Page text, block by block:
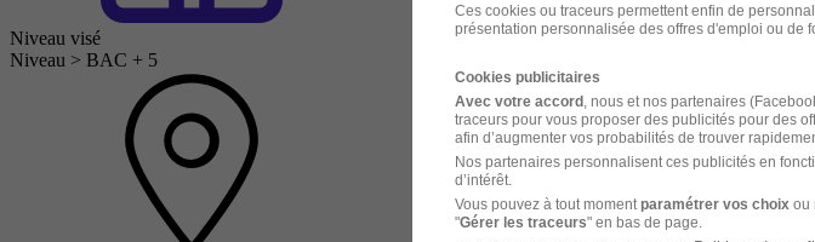
Niveau visé
Niveau > BAC + 5
Ces cookies ou traceurs permettent enfin de
présentation personnalisée des offres d'emploi ou de
Cookies publicitaires
Avec votre accord, nous et nos partenaires
traceurs pour vous proposer des publicités pour des
afin d’augmenter vos probabilités de trouver
Nos partenaires personnalisent ces publicités en
d’intérêt.
Vous pouvez à tout moment paramétrer vos choix ou
"Gérer les traceurs" en bas de page.